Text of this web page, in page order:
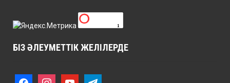
БІЗ ӘЛЕУМЕТТІК ЖЕЛІЛЕРДЕ